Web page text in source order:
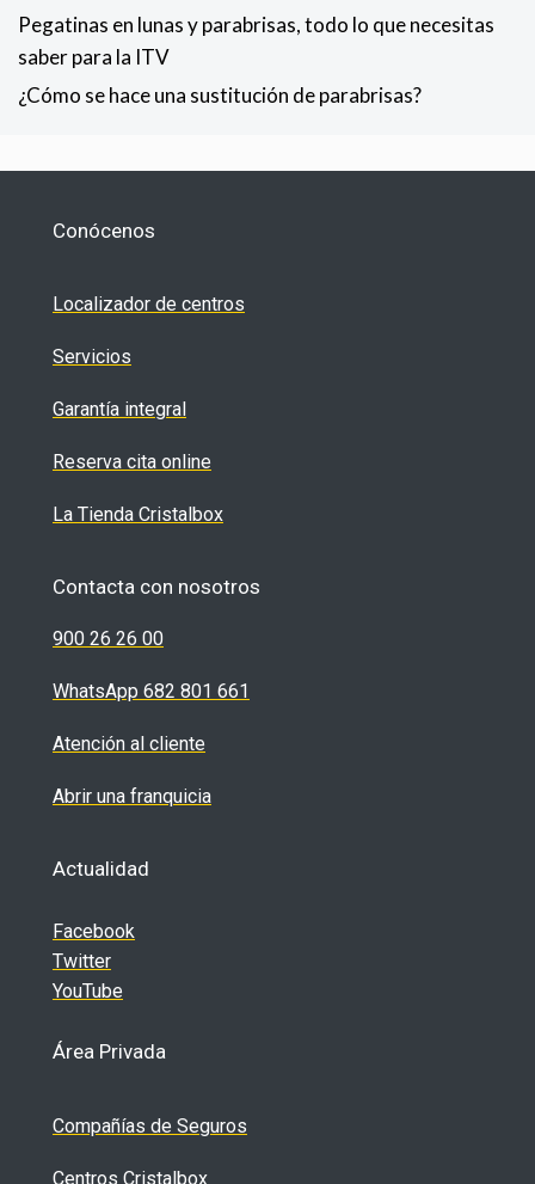
Pegatinas en lunas y parabrisas, todo lo que necesitas
saber para la ITV
¿Cómo se hace una sustitución de parabrisas?
Conócenos
Localizador de centros
Servicios
Garantía integral
Reserva cita online
La Tienda Cristalbox
Contacta con nosotros
900 26 26 00
WhatsApp 682 801 661
Atención al cliente
Abrir una franquicia
Actualidad
Facebook
Twitter
YouTube
Área Privada
Compañías de Seguros
Centros Cristalbox